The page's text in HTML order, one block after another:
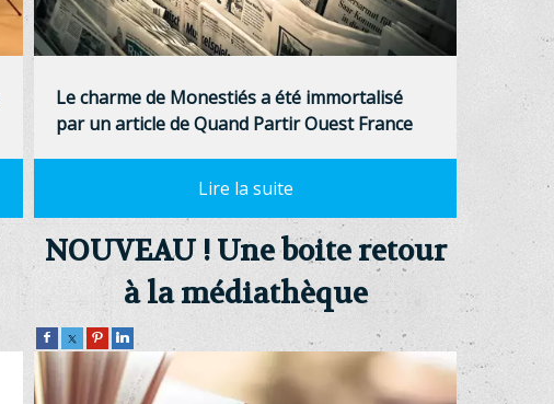
Le charme de Monestiés a été immortalisé
par un article de Quand Partir Ouest France
NOUVEAU ! Une boite retour
à la médiathèque